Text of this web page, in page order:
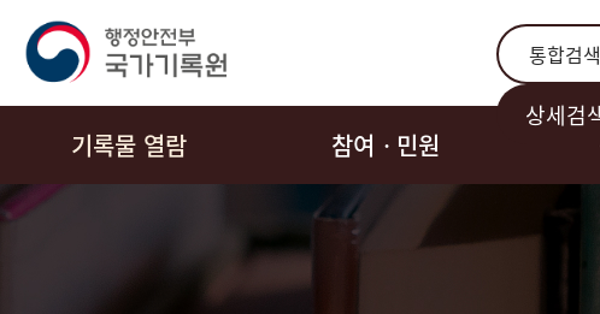
통합검색
상세검
기록물 열람 참여ㆍ민원